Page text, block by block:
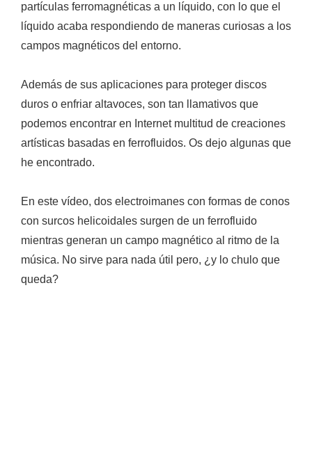
partículas ferromagnéticas a un líquido, con lo que el
líquido acaba respondiendo de maneras curiosas a los
campos magnéticos del entorno.
Además de sus aplicaciones para proteger discos
duros o enfriar altavoces, son tan llamativos que
podemos encontrar en Internet multitud de creaciones
artísticas basadas en ferrofluidos. Os dejo algunas que
he encontrado.
En este vídeo, dos electroimanes con formas de conos
con surcos helicoidales surgen de un ferrofluido
mientras generan un campo magnético al ritmo de la
música. No sirve para nada útil pero, ¿y lo chulo que
queda?